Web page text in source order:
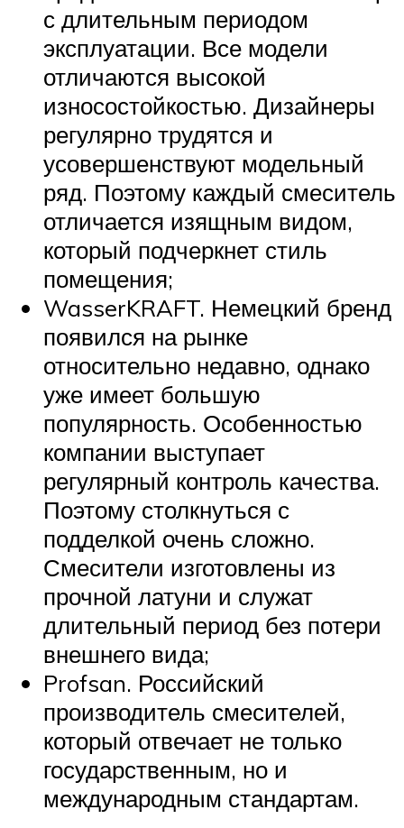
с длительным периодом
эксплуатации. Все модели
отличаются высокой
износостойкостью. Дизайнеры
регулярно трудятся и
усовершенствуют модельный
ряд. Поэтому каждый смеситель
отличается изящным видом,
который подчеркнет стиль
помещения;
WasserKRAFT. Немецкий бренд
появился на рынке
относительно недавно, однако
уже имеет большую
популярность. Особенностью
компании выступает
регулярный контроль качества.
Поэтому столкнуться с
подделкой очень сложно.
Смесители изготовлены из
прочной латуни и служат
длительный период без потери
внешнего вида;
Profsan. Российский
производитель смесителей,
который отвечает не только
государственным, но и
международным стандартам.